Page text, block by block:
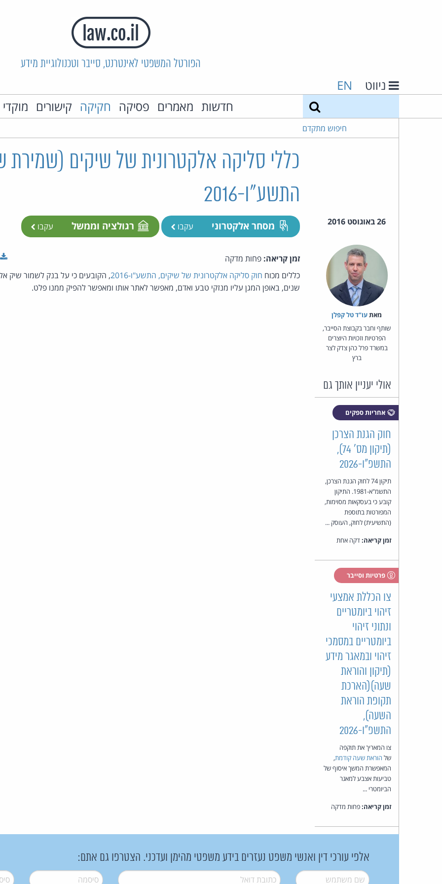
הפורטל המשפטי לאינטרנט, סייבר וטכנולוגיית מידע
ניווט EN
חדשות מאמרים פסיקה חקיקה קישורים
חיפוש מתקדם
כללי סליקה אלקטרונית של שיקים (שמירת
התשע"ו-2016
26 באוגוסט 2016 מסחר אלקטרוני עקבו רגולציה וממשל עקבו
מאת‏עו"ד טל קפלן
שותף וחבר בקבוצת הסייבר,
הפרטיות וזכויות היוצרים
במשרד פרל כהן צדק לצר
ברץ
אולי יעניין אותך גם
אחריות ספקים
חוק הגנת הצרכן
(תיקון מס' 74),
התשפ"ו-2026
תיקון 74 לחוק הגנת הצרכן,
התשמ"א-1981. התיקון
קובע כי בעסקאות מסוימות,
המפורטות בתוספת
(התשיעית) לחוק, העוסק ...
זמן קריאה:דקה אחת
פרטיות וסייבר
צו הכללת אמצעי
זיהוי ביומטריים
ונתוני זיהוי
ביומטריים במסמכי
זיהוי ובמאגר מידע
(תיקון והוראת
שעה)(הארכת
תקופת הוראת
השעה),
התשפ"ו-2026
צו המאריך את תוקפה
של הוראת שעה קודמת,
המאפשרת המשך איסוף של
טביעות אצבע למאגר
הביומטרי ...
זמן קריאה:פחות מדקה
זמן קריאה: פחות מדקה
כללים מכוח חוק סליקה אלקטרונית של שיקים, התשע"ו-2016
, הקובעים כי על בנק לשמור שיק
שנים, באופן המגן עליו מנזקי טבע ואדם, מאפשר לאתר אותו ומאפשר להפיק ממנו פלט.
אלפי עורכי דין ואנשי משפט נעזרים בידע משפטי מהימן ועדכני. הצטרפו גם אתם:
שם משתמש* דואל* סיסמה*